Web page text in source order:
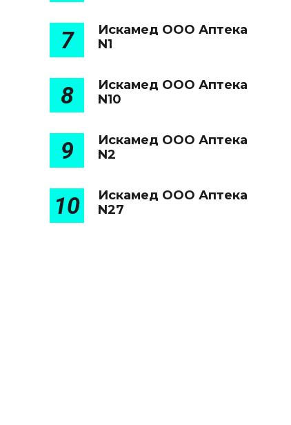
7
Искамед ООО Аптека
N1
8
Искамед ООО Аптека
N10
9
Искамед ООО Аптека
N2
10
Искамед ООО Аптека
N27